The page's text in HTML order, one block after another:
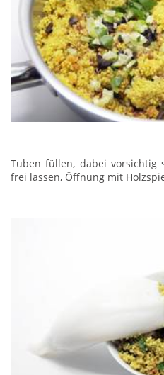
Tuben füllen, dabei vorsichtig
frei lassen, Öffnung mit